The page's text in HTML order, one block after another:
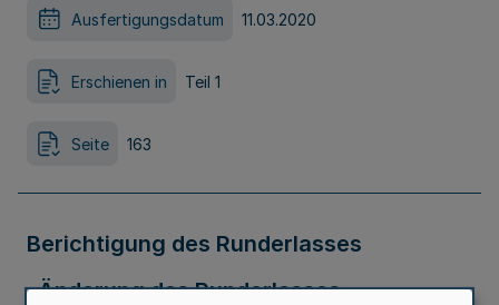
Ausfertigungsdatum 11.03.2020
Erschienen in Teil 1
Seite 163
Berichtigung des Runderlasses
„Änderung des Runderlasses